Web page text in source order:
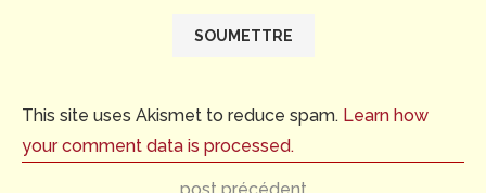
This site uses Akismet to reduce spam. Learn how
your comment data is processed.
post précédent